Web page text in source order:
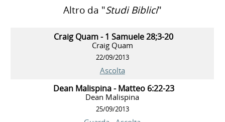
Altro da "Studi Biblici"
Craig Quam - 1 Samuele 28;3-20
Craig Quam
22/09/2013
Ascolta
Dean Malispina - Matteo 6:22-23
Dean Malispina
25/09/2013